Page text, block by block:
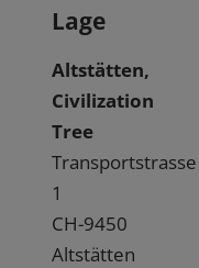
Lage
Altstätten,
Civilization
Tree
Transportstrasse
1
CH-9450
Altstätten